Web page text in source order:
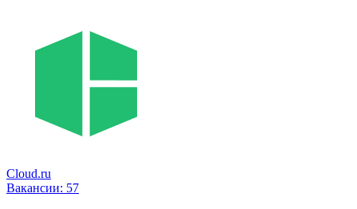
Cloud.ru
Вакансии: 57